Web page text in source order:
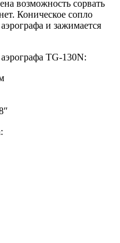
возможность сорвать
Коническое сопло
и зажимается
TG-130N: